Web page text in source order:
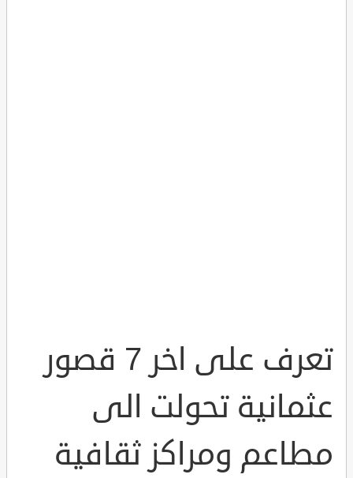
تعرف على اخر 7 قصور
عثمانية تحولت الى
مطاعم ومراكز ثقافية